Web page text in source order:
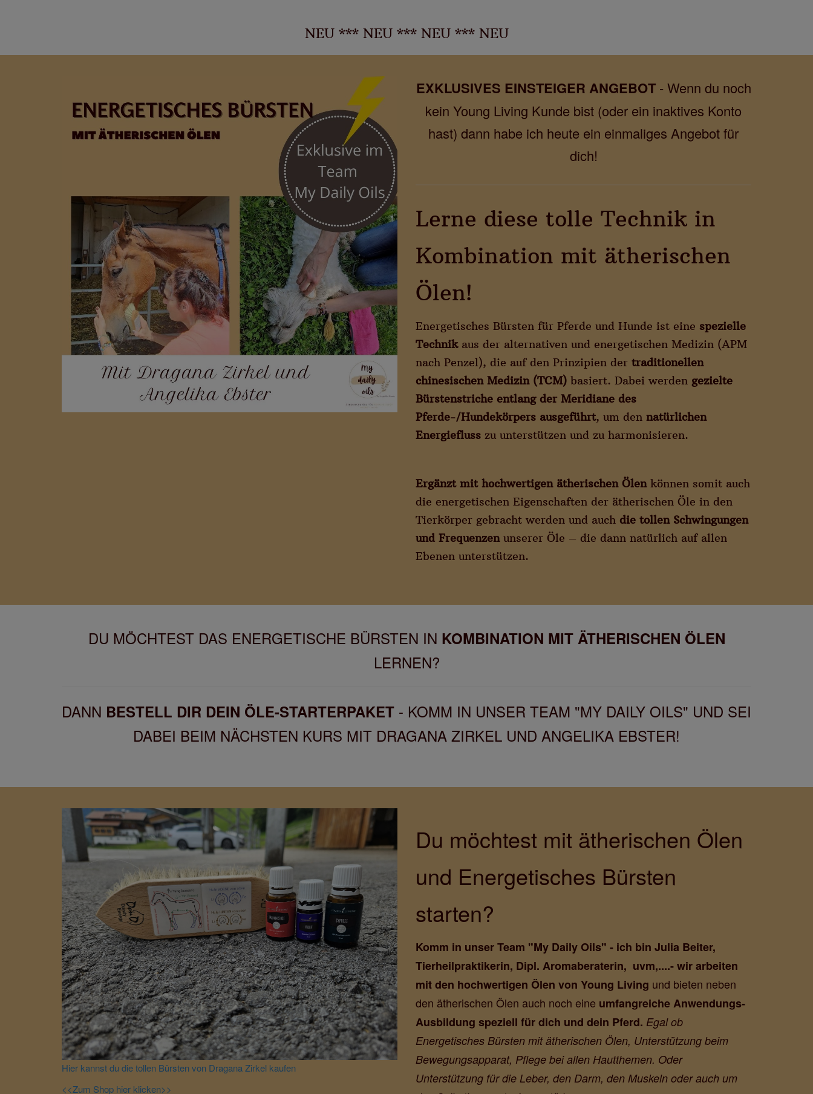
NEU *** NEU *** NEU *** NEU
EXKLUSIVES EINSTEIGER ANGEBOT- Wenn du noch
kein Young Living Kunde bist (oder ein inaktives Konto
hast) dann habe ich heute ein einmaliges Angebot für
dich!
Lerne diese tolle Technik in
Kombination mit ätherischen
Ölen!
Energetisches Bürsten für Pferde und Hunde ist eine spezielle
Technikaus der alternativen und energetischen Medizin (APM
nach Penzel), die auf den Prinzipien der traditionellen
chinesischen Medizin (TCM) basiert. Dabei werden gezielte
Bürstenstriche entlang der Meridiane des
Pferde-/Hundekörpers ausgeführt, um den natürlichen
Energiefluss zu unterstützen und zu harmonisieren.
Ergänzt mit hochwertigen ätherischen Ölenkönnen somit auch
die energetischen Eigenschaften der ätherischen Öle in den
Tierkörper gebracht werden und auch die tollen Schwingungen
und Frequenzenunserer Öle – die dann natürlich auf allen
Ebenen unterstützen.
DU MÖCHTEST DAS ENERGETISCHE BÜRSTEN IN KOMBINATION MIT ÄTHERISCHEN ÖLEN
LERNEN?
DANN BESTELL DIR DEIN ÖLE-STARTERPAKET - KOMM IN UNSER TEAM "MY DAILY OILS" UND SEI
DABEI BEIM NÄCHSTEN KURS MIT DRAGANA ZIRKEL UND ANGELIKA EBSTER!
Hier kannst du die tollen Bürsten von Dragana Zirkel kaufen
<<Zum Shop hier klicken>>
Du möchtest mit ätherischen Ölen
und Energetisches Bürsten
starten?
Komm in unser Team "My Daily Oils" - ich bin Julia Beiter,
Tierheilpraktikerin, Dipl. Aromaberaterin, uvm,....- wir arbeiten
mit den hochwertigen Ölen von Young Living und bieten neben
den ätherischen Ölen auch noch eine umfangreiche Anwendungs-
Ausbildung speziell für dich und dein Pferd. Egal ob
Energetisches Bürsten mit ätherischen Ölen, Unterstützung beim
Bewegungsapparat, Pflege bei allen Hautthemen. Oder
Unterstützung für die Leber, den Darm, den Muskeln oder auch um